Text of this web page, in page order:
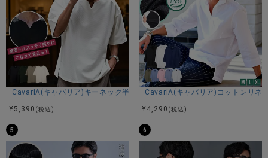
ナチュラル感とリラックス感を感じられる仕上がり。
ビッグシルエットなのでゆったりと着用でき、ミニマルなデ
ザインは男女問わずユニセックスでお使い頂けます。
着回しのきくベーシックなカラーはもちろん、トレンド感の
ある秋冬カラーもおすすめです。
インナーとしてもアウターとしても着こなす事が出来るので
これからの時期に1着は持っておきたいアイテム。
スキニーと合わせてきれい目に、ワイドパンツでストリート
風など、幅広いコーデに使うことが出来ますよ。
※モデル画像は照明などの影響により実際の商品と異なる場合
がございます。
CavariA(キャバリア)キーネック半袖Tシャツ/全4色
¥ 5,390 (税込)
CavariA(キャバリア)コットンリネ
¥ 4,290 (税込)
5 6